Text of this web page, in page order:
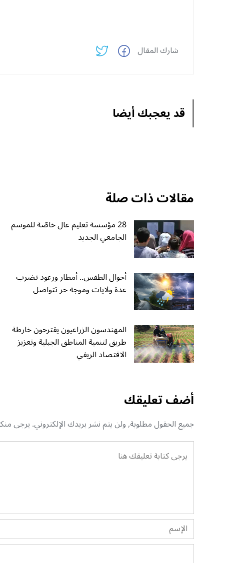
شارك المقال
قد يعجبك أيضا
مقالات ذات صلة
28 مؤسسة تعليم عال خاصّة للموسم
الجامعي الجديد
أحوال الطقس.. أمطار ورعود تضرب
عدة ولايات وموجة حر تتواصل
المهندسون الزراعيون يقترحون خارطة
طريق لتنمية المناطق الجبلية وتعزيز
الاقتصاد الريفي
أضف تعليقك
جميع الحقول مطلوبة, ولن يتم نشر بريدك الإلكتروني. يرجى